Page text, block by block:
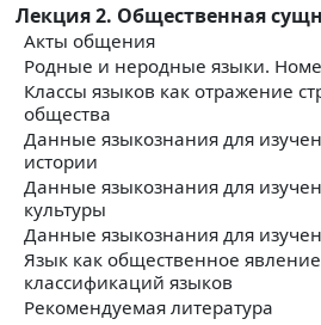
Лекция 2. Общественная
Акты общения
Родные и неродные языки.
Классы языков как отражение
общества
Данные языкознания для
истории
Данные языкознания для
культуры
Данные языкознания для
Язык как общественное явление
классификаций языков
Рекомендуемая литература